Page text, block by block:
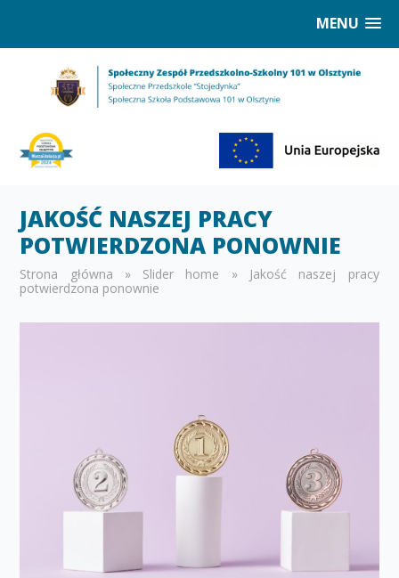
MENU
JAKOŚĆ NASZEJ PRACY
POTWIERDZONA PONOWNIE
Strona główna » Slider home »
Jakość naszej pracy
potwierdzona ponownie